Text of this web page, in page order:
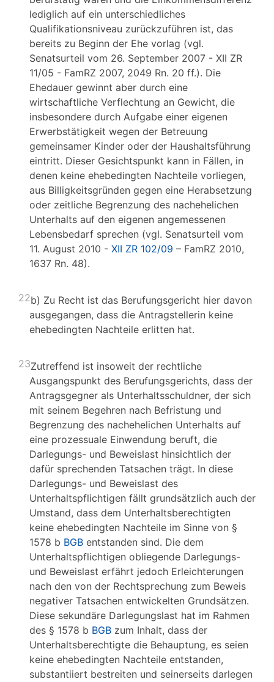
lediglich auf ein unterschiedliches
Qualifikationsniveau zurückzuführen ist, das
bereits zu Beginn der Ehe vorlag (vgl.
Senatsurteil vom 26. September 2007 - XII ZR
11/05 - FamRZ 2007, 2049 Rn. 20 ff.). Die
Ehedauer gewinnt aber durch eine
wirtschaftliche Verflechtung an Gewicht, die
insbesondere durch Aufgabe einer eigenen
Erwerbstätigkeit wegen der Betreuung
gemeinsamer Kinder oder der Haushaltsführung
eintritt. Dieser Gesichtspunkt kann in Fällen, in
denen keine ehebedingten Nachteile vorliegen,
aus Billigkeitsgründen gegen eine Herabsetzung
oder zeitliche Begrenzung des nachehelichen
Unterhalts auf den eigenen angemessenen
Lebensbedarf sprechen (vgl. Senatsurteil vom
11. August 2010 - XII ZR 102/09 – FamRZ 2010,
1637 Rn. 48).
22b) Zu Recht ist das Berufungsgericht hier davon
ausgegangen, dass die Antragstellerin keine
ehebedingten Nachteile erlitten hat.
23Zutreffend ist insoweit der rechtliche
Ausgangspunkt des Berufungsgerichts, dass der
Antragsgegner als Unterhaltsschuldner, der sich
mit seinem Begehren nach Befristung und
Begrenzung des nachehelichen Unterhalts auf
eine prozessuale Einwendung beruft, die
Darlegungs- und Beweislast hinsichtlich der
dafür sprechenden Tatsachen trägt. In diese
Darlegungs- und Beweislast des
Unterhaltspflichtigen fällt grundsätzlich auch der
Umstand, dass dem Unterhaltsberechtigten
keine ehebedingten Nachteile im Sinne von §
1578 b BGB entstanden sind. Die dem
Unterhaltspflichtigen obliegende Darlegungs-
und Beweislast erfährt jedoch Erleichterungen
nach den von der Rechtsprechung zum Beweis
negativer Tatsachen entwickelten Grundsätzen.
Diese sekundäre Darlegungslast hat im Rahmen
des § 1578 b BGB zum Inhalt, dass der
Unterhaltsberechtigte die Behauptung, es seien
keine ehebedingten Nachteile entstanden,
substantiiert bestreiten und seinerseits darlegen